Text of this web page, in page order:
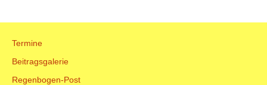
Termine
Beitragsgalerie
Regenbogen-Post